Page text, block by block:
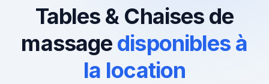
Tables & Chaises de
massage disponibles à
la location